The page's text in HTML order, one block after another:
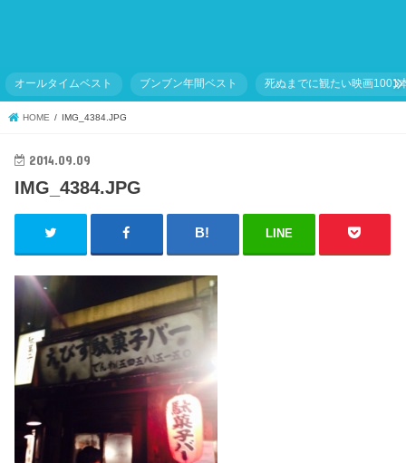
オールタイムベスト ブンブン年間ベスト 死ぬまでに観たい映画1001
HOME IMG_4384.JPG
2014.09.09
IMG_4384.JPG
LINE